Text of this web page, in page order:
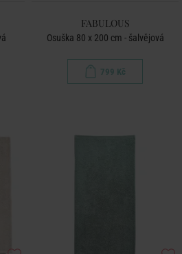
FABULOUS
Osuška 80 x 200 cm - šalvějová
799 Kč